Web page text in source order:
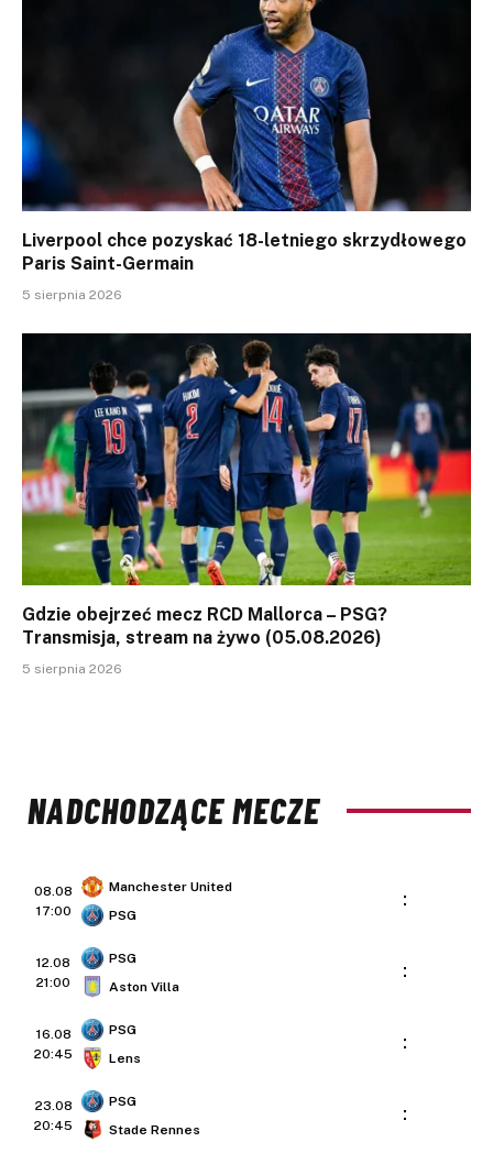
Liverpool chce pozyskać 18-letniego skrzydłowego
Paris Saint-Germain
5 sierpnia 2026
Gdzie obejrzeć mecz RCD Mallorca – PSG?
Transmisja, stream na żywo (05.08.2026)
5 sierpnia 2026
NADCHODZĄCE MECZE
08.08
17:00
Manchester United
PSG
:
12.08
21:00
PSG
Aston Villa
:
16.08
20:45
PSG
Lens
:
23.08
20:45
PSG
Stade Rennes
: